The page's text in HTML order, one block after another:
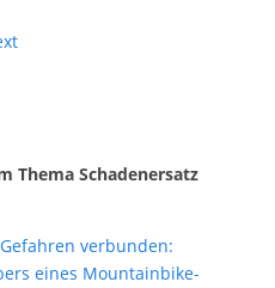
Thema Schadenersatz
verbunden:
eines Mountainbike-